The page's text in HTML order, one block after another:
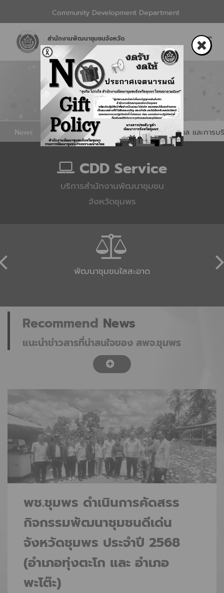
Community Development Department
สำนักงานพัฒนาชุมชนจังหวัด
News
มิถุนายน​ ติดตามผลการดำเนินงานนโยบายของรัฐบาล​ และการบริหา
CDD Service
บริการสำนักงานพัฒนาชุมชน
จังหวัดชุมพร
พัฒนาชุมชนใสสะอาด
Recommend News
แนะนำข่าวสารที่น่าสนใจของ สพจ.ชุมพร
พช.ชุมพร ดำเนินการคัดสรร
กิจกรรมพัฒนาชุมชนดีเด่น
จังหวัดชุมพร ประจำปี 2568
(อำเภอทุ่งตะโก และ อำเภอ
พะโต๊ะ)